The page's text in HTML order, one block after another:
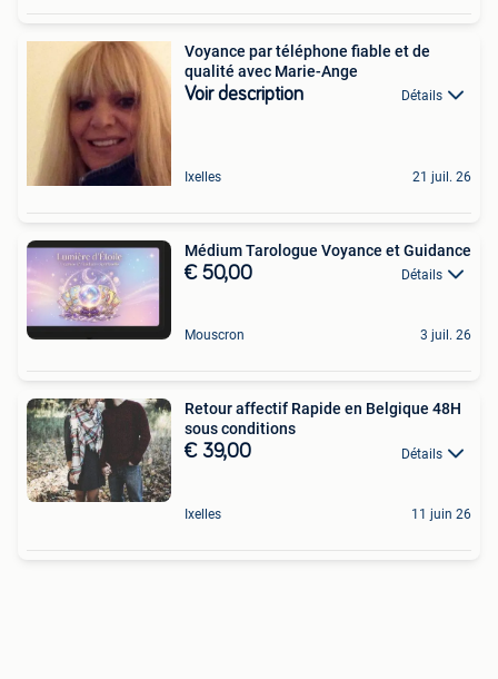
Voyance par téléphone fiable et de
qualité avec Marie-Ange
Voir description Détails
Ixelles 21 juil. 26
Médium Tarologue Voyance et Guidance
€ 50,00 Détails
Mouscron 3 juil. 26
Retour affectif Rapide en Belgique 48H
sous conditions
€ 39,00 Détails
Ixelles 11 juin 26